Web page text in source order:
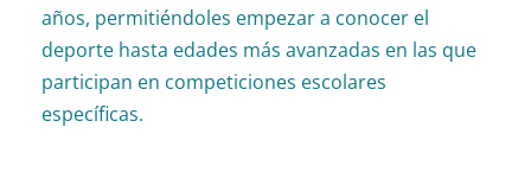
años, permitiéndoles empezar a conocer el
deporte hasta edades más avanzadas en las que
participan en competiciones escolares
específicas.